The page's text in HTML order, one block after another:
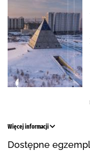
Więcej informacji
Dostępne